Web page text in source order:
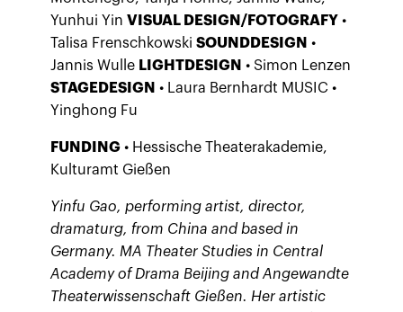
Yunhui Yin VISUAL DESIGN/FOTOGRAFY •
Talisa Frenschkowski SOUNDDESIGN •
Jannis Wulle LIGHTDESIGN • Simon Lenzen
STAGEDESIGN • Laura Bernhardt MUSIC •
Yinghong Fu
FUNDING • Hessische Theaterakademie,
Kulturamt Gießen
Yinfu Gao, performing artist, director,
dramaturg, from China and based in
Germany. MA Theater Studies in Central
Academy of Drama Beijing and Angewandte
Theaterwissenschaft Gießen. Her artistic